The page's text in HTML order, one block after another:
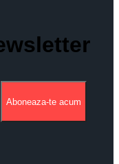
Aboneaza-te acum